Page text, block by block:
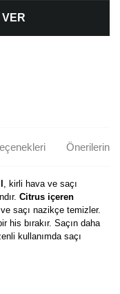
Önerileriniz
, kirli hava ve saçı
Citrus içeren
saçı nazikçe temizler.
his bırakır. Saçın daha
kullanımda saçı